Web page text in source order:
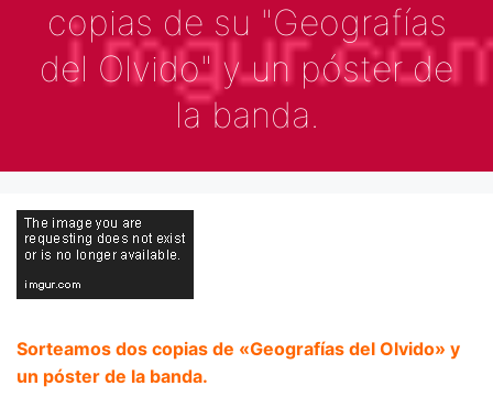
copias de su "Geografías
del Olvido" y un póster de
la banda.
Sorteamos dos copias de «Geografías del Olvido» y
un póster de la banda.